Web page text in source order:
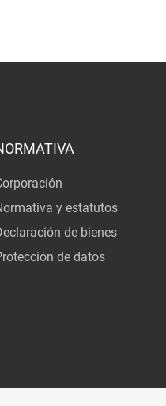
y estatutos
de bienes
de datos